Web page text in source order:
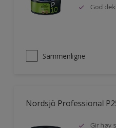
God
Sammenligne
Nordsjö Professional
Gir høy